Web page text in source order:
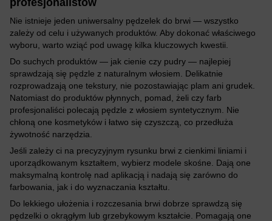
profesjonalistów
Nie istnieje jeden uniwersalny pędzelek do brwi — wszystko
zależy od celu i używanych produktów. Aby dokonać właściwego
wyboru, warto wziąć pod uwagę kilka kluczowych kwestii.
Do suchych produktów — jak cienie czy pudry — najlepiej
sprawdzają się pędzle z naturalnym włosiem. Delikatnie
rozprowadzają one tekstury, nie pozostawiając plam ani grudek.
Natomiast do produktów płynnych, pomad, żeli czy farb
profesjonaliści polecają pędzle z włosiem syntetycznym. Nie
chłoną one kosmetyków i łatwo się czyszczą, co przedłuża
żywotność narzędzia.
Jeśli zależy ci na precyzyjnym rysunku brwi z cienkimi liniami i
uporządkowanym kształtem, wybierz modele skośne. Dają one
maksymalną kontrolę nad aplikacją i nadają się zarówno do
farbowania, jak i do wyznaczania kształtu.
Do lekkiego ułożenia i rozczesania brwi dobrze sprawdzą się
pędzelki o okrągłym lub grzebykowym kształcie. Pomagają one